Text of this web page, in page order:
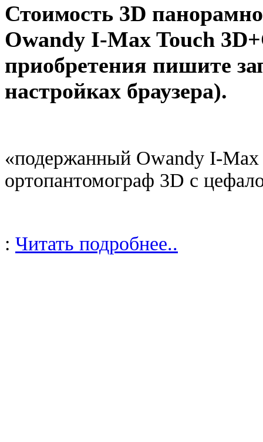
Стоимость 3D
Owandy I-Max Touch
приобретения пишите
настройках браузера).
«подержанный Owandy I-
ортопантомограф 3D с
: Читать подробнее..